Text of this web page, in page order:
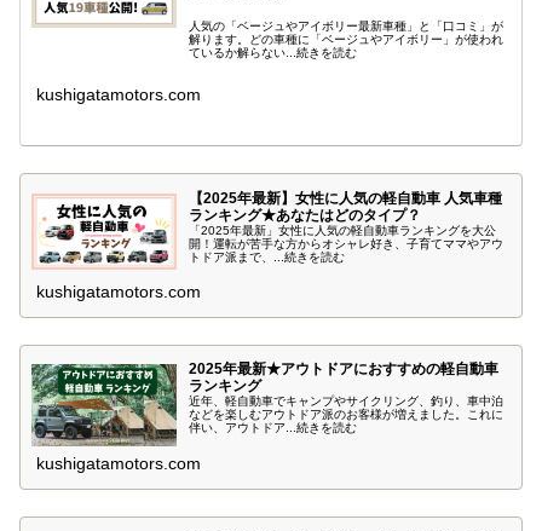
人気の「ベージュやアイボリー最新車種」と「口コミ」が
解ります。どの車種に「ベージュやアイボリー」が使われ
ているか解らない...続きを読む
kushigatamotors.com
【2025年最新】女性に人気の軽自動車 人気車種
ランキング★あなたはどのタイプ？
「2025年最新」女性に人気の軽自動車ランキングを大公
開！運転が苦手な方からオシャレ好き、子育てママやアウ
トドア派まで、...続きを読む
kushigatamotors.com
2025年最新★アウトドアにおすすめの軽自動車
ランキング
近年、軽自動車でキャンプやサイクリング、釣り、車中泊
などを楽しむアウトドア派のお客様が増えました。これに
伴い、アウトドア...続きを読む
kushigatamotors.com